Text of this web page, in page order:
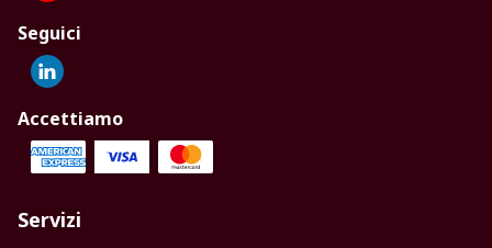
Seguici
Accettiamo
Servizi